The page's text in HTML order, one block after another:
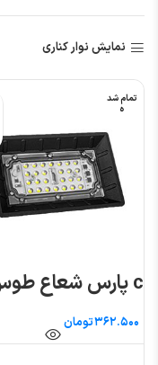
نمایش نوار کناری
تمام شد
ه
c پارس شعاع طوس
تومان